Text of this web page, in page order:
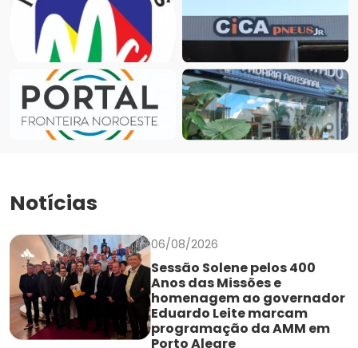
Notícias
06/08/2026
Sessão Solene pelos 400
Anos das Missões e
homenagem ao governador
Eduardo Leite marcam
programação da AMM em
Porto Alegre